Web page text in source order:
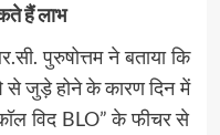
हैं लाभ
पुरुषोत्तम ने बताया कि
से जुड़े होने के कारण दिन में
विद BLO” के फीचर से